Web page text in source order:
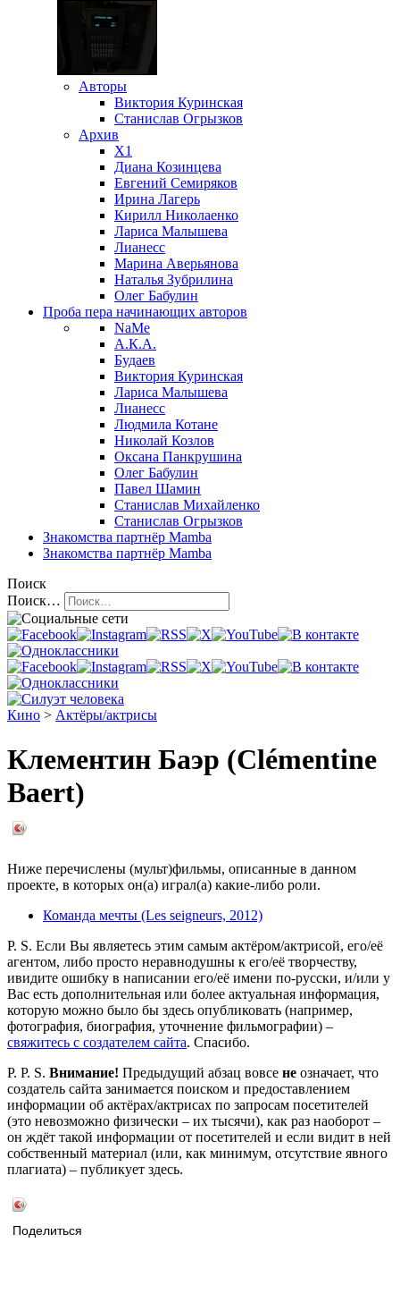
Авторы
Виктория Куринская
Станислав Огрызков
Архив
X1
Диана Козинцева
Евгений Семиряков
Ирина Лагерь
Кирилл Николаенко
Лариса Малышева
Лианесс
Марина Аверьянова
Наталья Зубрилина
Олег Бабулин
Проба пера начинающих авторов
NaMe
А.К.А.
Будаев
Виктория Куринская
Лариса Малышева
Лианесс
Людмила Котане
Николай Козлов
Оксана Панкрушина
Олег Бабулин
Павел Шамин
Станислав Михайленко
Станислав Огрызков
Знакомства партнёр Mamba
Знакомства партнёр Mamba
Поиск
Поиск…
Кино > Актёры/актрисы
Клементин Баэр (Clémentine
Baert)
Ниже перечислены (мульт)фильмы, описанные в данном
проекте, в которых он(а) играл(а) какие-либо роли.
Команда мечты (Les seigneurs, 2012)
P. S. Если Вы являетесь этим самым актёром/актрисой, его/её
агентом, либо просто неравнодушны к его/её творчеству,
ивидите ошибку в написании его/её имени по-русски, и/или у
Вас есть дополнительная или более актуальная информация,
которую можно было бы здесь опубликовать (например,
фотография, биография, уточнение фильмографии) –
свяжитесь с создателем сайта. Спасибо.
P. P. S. Внимание! Предыдущий абзац вовсе не означает, что
создатель сайта занимается поиском и предоставлением
информации об актёрах/актрисах по запросам посетителей
(это невозможно физически – их тысячи), как раз наоборот –
он ждёт такой информации от посетителей и если видит в ней
собственный материал (или, как минимум, отсутствие явного
плагиата) – публикует здесь.
Поделиться